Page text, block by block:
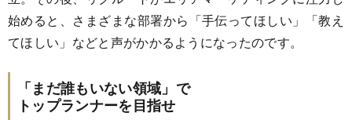
始めると、さまざまな部署から「手伝ってほしい」「教え
てほしい」などと声がかかるようになったのです。
「まだ誰もいない領域」で
トップランナーを目指せ